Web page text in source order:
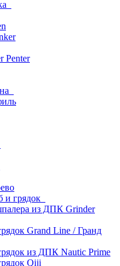
Penter
и грядок
из ДПК Grinder
Grand Line / Гранд
из ДПК Nautic Prime
Qiji